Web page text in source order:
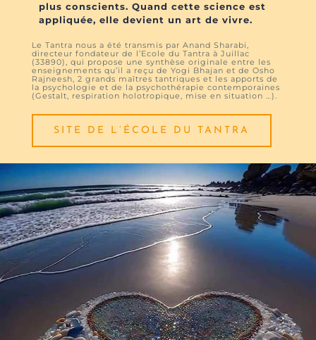
plus conscients. Quand cette science est
appliquée, elle devient un art de vivre.
Le Tantra nous a été transmis par Anand Sharabi,
directeur fondateur de l’Ecole du Tantra à Juillac
(33890), qui propose une synthèse originale entre les
enseignements qu’il a reçu de Yogi Bhajan et de Osho
Rajneesh, 2 grands maîtres tantriques et les apports de
la psychologie et de la psychothérapie contemporaines
(Gestalt, respiration holotropique, mise en situation …).
SITE DE L’ÉCOLE DU TANTRA